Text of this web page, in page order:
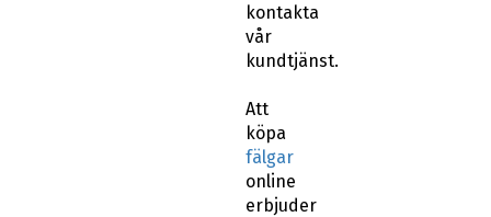
kontakta
vår
kundtjänst.
Att
köpa
fälgar
online
erbjuder